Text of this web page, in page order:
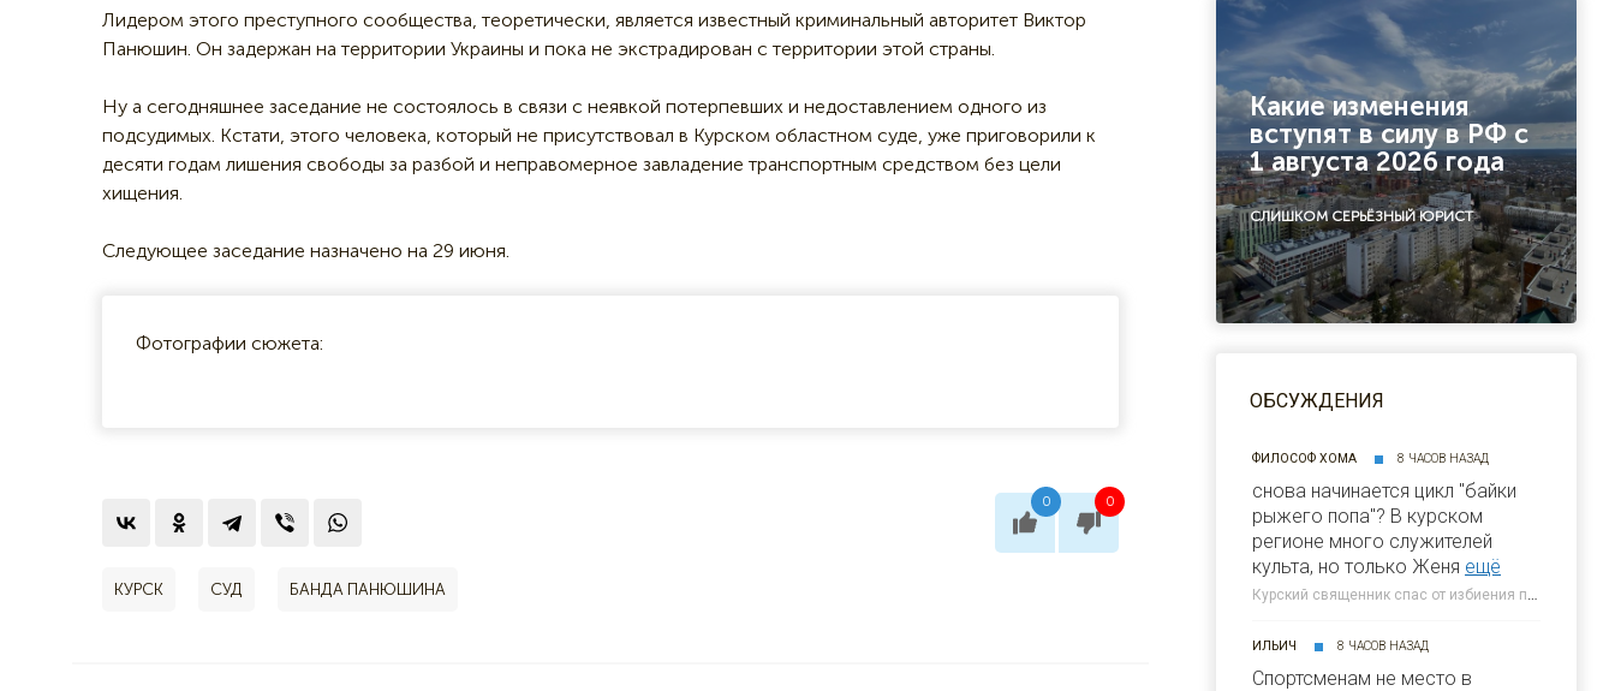
Лидером этого преступного сообщества, теоретически, является известный криминальный авторитет Виктор
Панюшин. Он задержан на территории Украины и пока не экстрадирован с территории этой страны.
Ну а сегодняшнее заседание не состоялось в связи с неявкой потерпевших и недоставлением одного из
подсудимых. Кстати, этого человека, который не присутствовал в Курском областном суде, уже приговорили к
десяти годам лишения свободы за разбой и неправомерное завладение транспортным средством без цели
хищения.
Следующее заседание назначено на 29 июня.
0 0
КУРСК СУД БАНДА ПАНЮШИНА
Какие изменения
вступят в силу в РФ с
1 августа 2026 года
СЛИШКОМ СЕРЬЁЗНЫЙ ЮРИСТ
ОБСУЖДЕНИЯ
ФИЛОСОФ ХОМА 8 ЧАСОВ НАЗАД
снова начинается цикл "байки
рыжего попа"? В курском
регионе много служителей
культа, но только Женя ещё
Курский священник спас от избиения переодетого бабушкой ВСУшника » 46ТВ Курское Интернет Телевидение
ИЛЬИЧ 8 ЧАСОВ НАЗАД
Спортсменам не место в